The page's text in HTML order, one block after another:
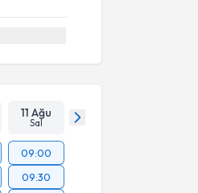
11 Ağu
Sal
09:00
09:30